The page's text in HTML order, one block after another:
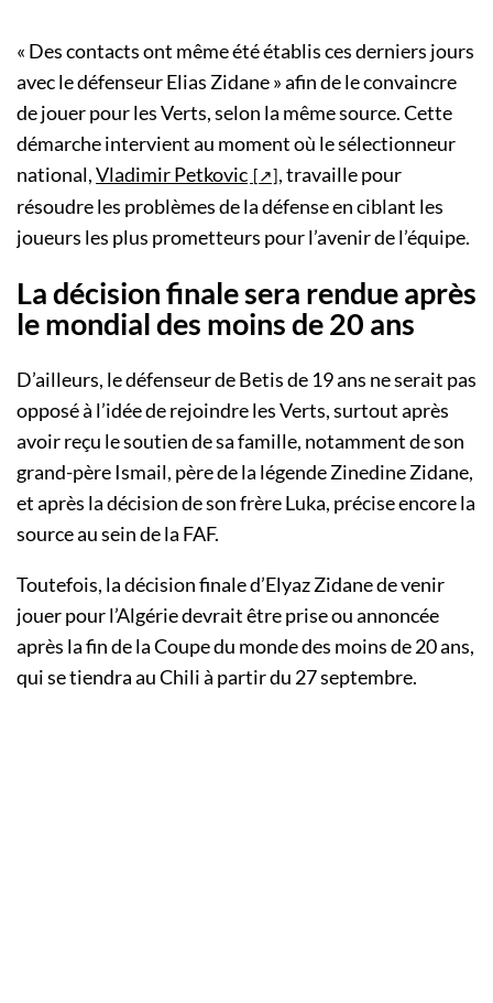
« Des contacts ont même été établis ces derniers jours
avec le défenseur Elias Zidane » afin de le convaincre
de jouer pour les Verts, selon la même source. Cette
démarche intervient au moment où le sélectionneur
national,Vladimir Petkovic
, travaille pour
résoudre les problèmes de la défense en ciblant les
joueurs les plus prometteurs pour l’avenir de l’équipe.
La décision finale sera rendue après
le mondial des moins de 20 ans
D’ailleurs, le défenseur de Betis de 19 ans ne serait pas
opposé à l’idée de rejoindre les Verts, surtout après
avoir reçu le soutien de sa famille, notamment de son
grand-père Ismail, père de la légende Zinedine Zidane,
et après la décision de son frère Luka, précise encore la
source au sein de la FAF.
Toutefois, la décision finale d’Elyaz Zidane de venir
jouer pour l’Algérie devrait être prise ou annoncée
après la fin de la Coupe du monde des moins de 20 ans,
qui se tiendra au Chili à partir du 27 septembre.